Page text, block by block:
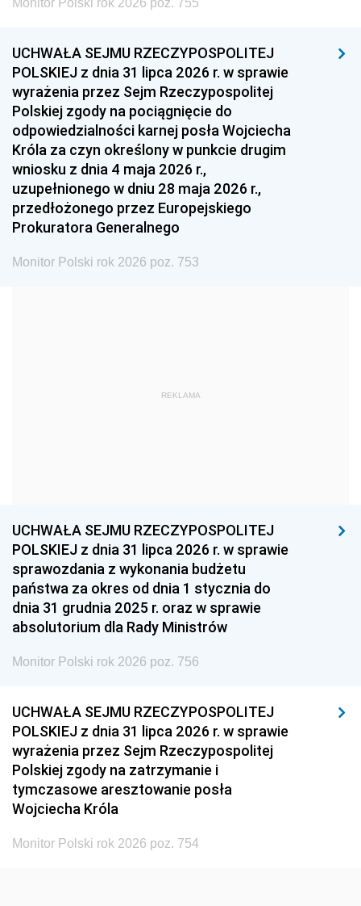
1996 1995 1994
1993 1992 1991
1990 1989
1987 1986 1985
1984 1983
1981 1980 1979
1978 1977
1975 1974
1959
1939 1938 1937
1936 1930
Monitor Polski rok 2026 poz. 755
UCHWAŁA SEJMU RZECZYPOSPOLITEJ
POLSKIEJ z dnia 31 lipca 2026 r. w sprawie
wyrażenia przez Sejm Rzeczypospolitej
Polskiej zgody na pociągnięcie do
odpowiedzialności karnej posła Wojciecha
Króla za czyn określony w punkcie drugim
wniosku z dnia 4 maja 2026 r.,
uzupełnionego w dniu 28 maja 2026 r.,
przedłożonego przez Europejskiego
Prokuratora Generalnego
Monitor Polski rok 2026 poz. 753
REKLAMA
UCHWAŁA SEJMU RZECZYPOSPOLITEJ
POLSKIEJ z dnia 31 lipca 2026 r. w sprawie
sprawozdania z wykonania budżetu
państwa za okres od dnia 1 stycznia do
dnia 31 grudnia 2025 r. oraz w sprawie
absolutorium dla Rady Ministrów
Monitor Polski rok 2026 poz. 756
UCHWAŁA SEJMU RZECZYPOSPOLITEJ
POLSKIEJ z dnia 31 lipca 2026 r. w sprawie
wyrażenia przez Sejm Rzeczypospolitej
Polskiej zgody na zatrzymanie i
tymczasowe aresztowanie posła
Wojciecha Króla
Monitor Polski rok 2026 poz. 754